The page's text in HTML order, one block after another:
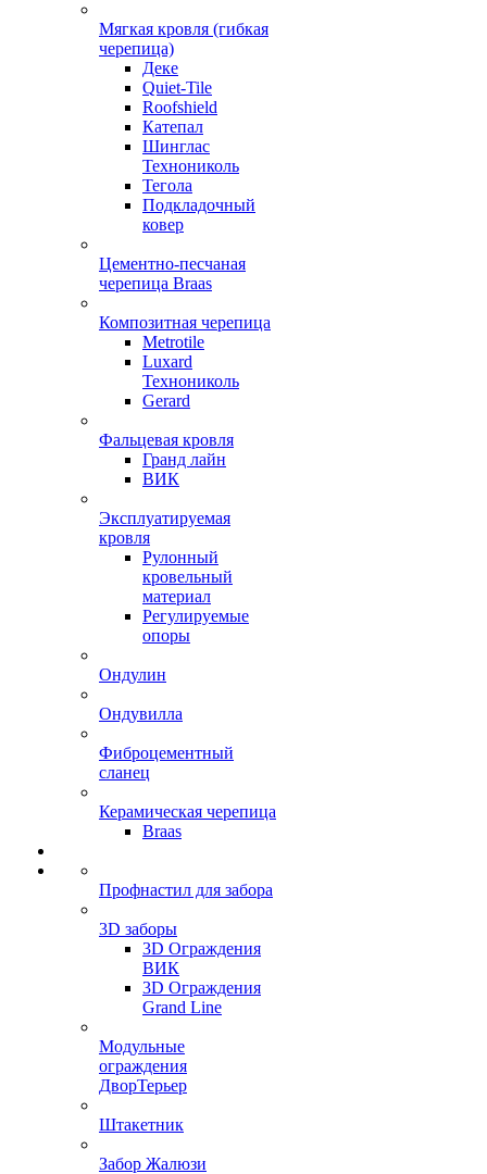
Мягкая кровля (гибкая
черепица)
Деке
Quiet-Tile
Roofshield
Катепал
Шинглас
Технониколь
Тегола
Подкладочный
ковер
Цементно-песчаная
черепица Braas
Композитная черепица
Metrotile
Luxard
Технониколь
Gerard
Фальцевая кровля
Гранд лайн
ВИК
Эксплуатируемая
кровля
Рулонный
кровельный
материал
Регулируемые
опоры
Ондулин
Ондувилла
Фиброцементный
сланец
Керамическая черепица
Braas
Профнастил для забора
3D заборы
3D Ограждения
ВИК
3D Ограждения
Grand Line
Модульные
ограждения
ДворТерьер
Штакетник
Забор Жалюзи